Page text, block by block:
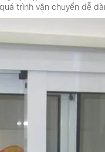
trình vận chuyển dễ